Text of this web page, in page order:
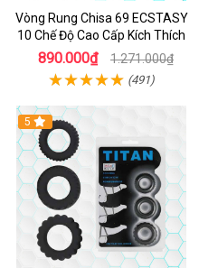
Vòng Rung Chisa 69 ECSTASY
10 Chế Độ Cao Cấp Kích Thích
890.000₫ 1.271.000₫
(491)
5